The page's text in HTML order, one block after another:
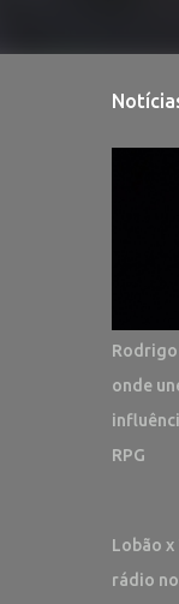
Rodrigo
onde
RPG
Lobão x
rádio